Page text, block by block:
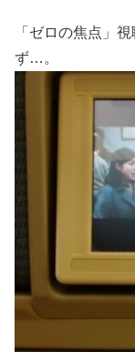
「ゼロの焦点」
ず…。